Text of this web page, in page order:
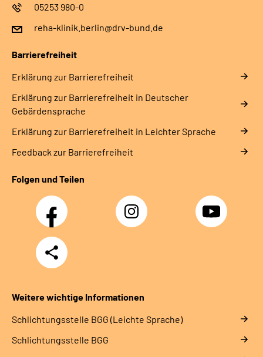
05253 980-0
reha-klinik.berlin@drv-bund.de
Barrierefreiheit
Erklärung zur Barrierefreiheit
Erklärung zur Barrierefreiheit in Deutscher
Gebärdensprache
Erklärung zur Barrierefreiheit in Leichter Sprache
Feedback zur Barrierefreiheit
Folgen und Teilen
Facebook Instagram YouTube
Teilen
Weitere wichtige Informationen
Schlich­tungs­stel­le BGG (Leichte Sprache)
Schlich­tungs­stel­le BGG